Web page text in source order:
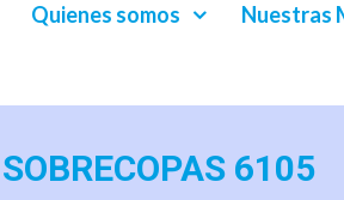
Quienes somos Nuestras
6105